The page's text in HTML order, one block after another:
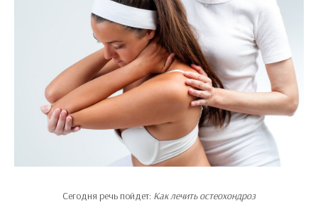
Сегодня речь пойдет: Как лечить остеохондроз